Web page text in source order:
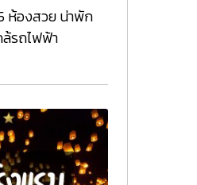
ห้องสวย น่าพัก
ล้รถไฟฟ้า